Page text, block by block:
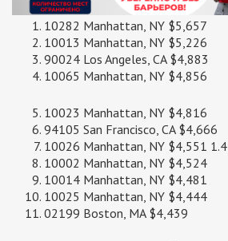
10282 Manhattan, NY $5,657
10013 Manhattan, NY $5,226
90024 Los Angeles, CA $4,883
10065 Manhattan, NY $4,856
10023 Manhattan, NY $4,816
94105 San Francisco, CA $4,666
10026 Manhattan, NY $4,551 1.4
10002 Manhattan, NY $4,524
10014 Manhattan, NY $4,481
10025 Manhattan, NY $4,444
02199 Boston, MA $4,439